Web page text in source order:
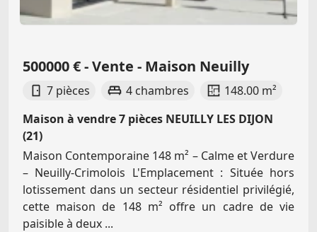
500000 € - Vente - Maison Neuilly
7 pièces 4 chambres
148.00 m²
Maison à vendre 7 pièces NEUILLY LES DIJON
(21)
Maison Contemporaine 148 m² – Calme et Verdure
– Neuilly-Crimolois L'Emplacement : Située hors
lotissement dans un secteur résidentiel privilégié,
cette maison de 148 m² offre un cadre de vie
paisible à deux ...